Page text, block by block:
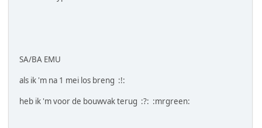
SA/BA EMU
als ik 'm na 1 mei los breng :!:
heb ik 'm voor de bouwvak terug :?: :mrgreen: